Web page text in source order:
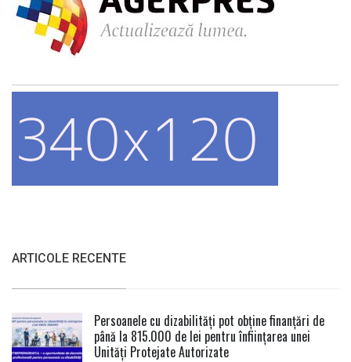
ARTICOLE RECENTE
Persoanele cu dizabilități pot obține finanțări de
până la 815.000 de lei pentru înființarea unei
Unități Protejate Autorizate